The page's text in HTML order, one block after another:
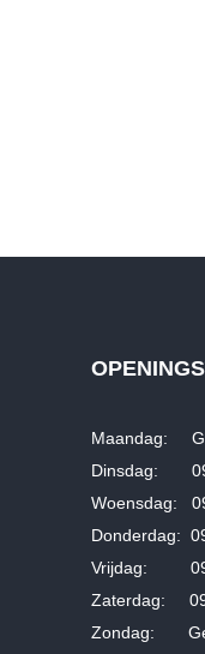
Maandag:
Dinsdag:
Woensdag:
Donderdag:
Vrijdag:
Zaterdag:
Zondag: